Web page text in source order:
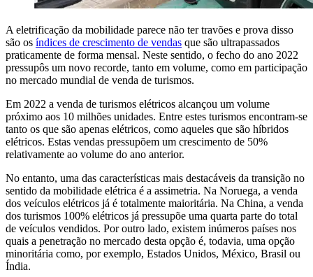
A eletrificação da mobilidade parece não ter travões e prova disso
são os índices de crescimento de vendas que são ultrapassados
praticamente de forma mensal. Neste sentido, o fecho do ano 2022
pressupôs um novo recorde, tanto em volume, como em participação
no mercado mundial de venda de turismos.
Em 2022 a venda de turismos elétricos alcançou um volume
próximo aos 10 milhões unidades. Entre estes turismos encontram-se
tanto os que são apenas elétricos, como aqueles que são híbridos
elétricos. Estas vendas pressupõem um crescimento de 50%
relativamente ao volume do ano anterior.
No entanto, uma das características mais destacáveis da transição no
sentido da mobilidade elétrica é a assimetria. Na Noruega, a venda
dos veículos elétricos já é totalmente maioritária. Na China, a venda
dos turismos 100% elétricos já pressupõe uma quarta parte do total
de veículos vendidos. Por outro lado, existem inúmeros países nos
quais a penetração no mercado desta opção é, todavia, uma opção
minoritária como, por exemplo, Estados Unidos, México, Brasil ou
Índia.